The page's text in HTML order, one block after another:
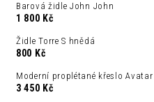
Barová židle John John
1 800 Kč
Židle Torre S hnědá
800 Kč
Moderní proplétané křeslo Avatar
3 450 Kč